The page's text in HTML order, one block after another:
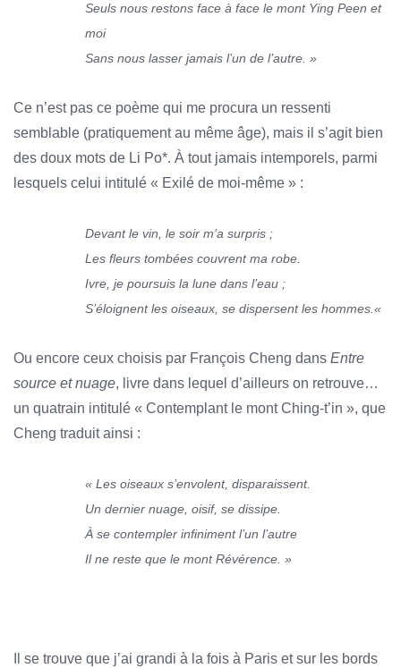
Seuls nous restons face à face le mont Ying Peen et
moi
Sans nous lasser jamais l’un de l’autre. »
Ce n’est pas ce poème qui me procura un ressenti
semblable (pratiquement au même âge), mais il s’agit bien
des doux mots de Li Po*. À tout jamais intemporels, parmi
lesquels celui intitulé « Exilé de moi-même » :
Devant le vin, le soir m’a surpris ;
Les fleurs tombées couvrent ma robe.
Ivre, je poursuis la lune dans l’eau ;
S’éloignent les oiseaux, se dispersent les hommes. «
Ou encore ceux choisis par François Cheng dans Entre
source et nuage, livre dans lequel d’ailleurs on retrouve…
un quatrain intitulé « Contemplant le mont Ching-t’in », que
Cheng traduit ainsi :
« Les oiseaux s’envolent, disparaissent.
Un dernier nuage, oisif, se dissipe.
À se contempler infiniment l’un l’autre
Il ne reste que le mont Révérence. »
Il se trouve que j’ai grandi à la fois à Paris et sur les bords